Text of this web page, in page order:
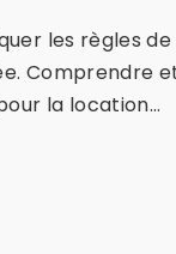
les règles de
Comprendre
la location…